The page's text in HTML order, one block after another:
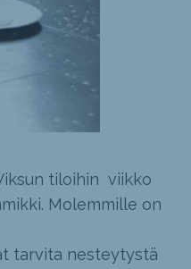
tiloihin viikko
Molemmille on
tarvita nesteytystä